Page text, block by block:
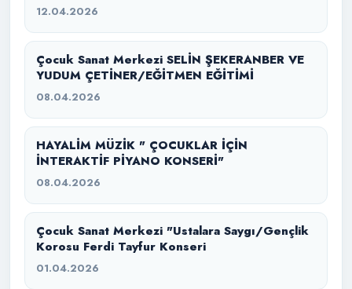
12.04.2026
Çocuk Sanat Merkezi SELİN ŞEKERANBER VE
YUDUM ÇETİNER/EĞİTMEN EĞİTİMİ
08.04.2026
HAYALİM MÜZİK " ÇOCUKLAR İÇİN
İNTERAKTİF PİYANO KONSERİ"
08.04.2026
Çocuk Sanat Merkezi "Ustalara Saygı/Gençlik
Korosu Ferdi Tayfur Konseri
01.04.2026